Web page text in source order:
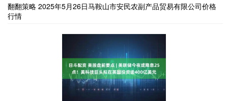
翻翻策略 2025年5月26日马鞍山市安民农副产品贸易有限公司价格
行情